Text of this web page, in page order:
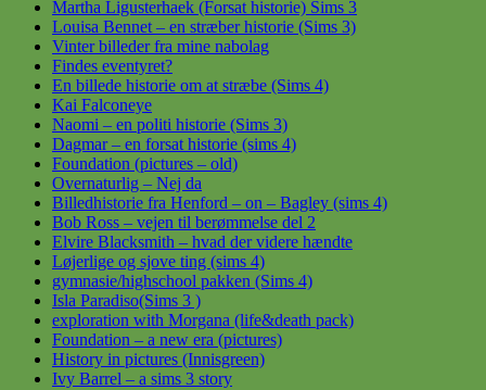
Martha Ligusterhaek (Forsat historie) Sims 3
Louisa Bennet – en stræber historie (Sims 3)
Vinter billeder fra mine nabolag
Findes eventyret?
En billede historie om at stræbe (Sims 4)
Kai Falconeye
Naomi – en politi historie (Sims 3)
Dagmar – en forsat historie (sims 4)
Foundation (pictures – old)
Overnaturlig – Nej da
Billedhistorie fra Henford – on – Bagley (sims 4)
Bob Ross – vejen til berømmelse del 2
Elvire Blacksmith – hvad der videre hændte
Løjerlige og sjove ting (sims 4)
gymnasie/highschool pakken (Sims 4)
Isla Paradiso(Sims 3 )
exploration with Morgana (life&death pack)
Foundation – a new era (pictures)
History in pictures (Innisgreen)
Ivy Barrel – a sims 3 story